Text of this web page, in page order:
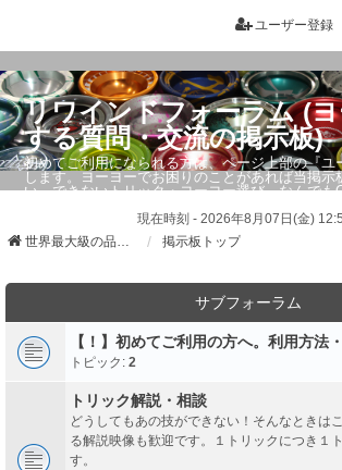
ユーザー登録
リワインドフォーラム (
する質問・交流の掲示板)
初めてご利用になられる方は、ページ上部の『ユ
します。ヨーヨーでお困りのことがあれば当掲示
い。できないトリック・ヨーヨー選び、なんでも
現在時刻 - 2026年8月07日(金)
世界最大級の品ぞろえ ヨーヨーストア「リワインド」
掲示板トップ
サブフォーラム
【！】初めてご利用の方へ。利用方法
トピック: 2
トリック解説・相談
どうしてもあの技ができない！そんなときは
る解説映像も歓迎です。１トリックにつき１
す。